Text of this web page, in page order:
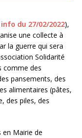
du 27/02/2022),
une collecte à
la guerre qui sera
Solidarité
comme des
pansements, des
alimentaires (pâtes,
des piles, des
en Mairie de